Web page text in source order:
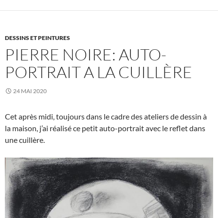
DESSINS ET PEINTURES
PIERRE NOIRE: AUTO-
PORTRAIT A LA CUILLÈRE
24 MAI 2020
Cet après midi, toujours dans le cadre des ateliers de dessin à
la maison, j’ai réalisé ce petit auto-portrait avec le reflet dans
une cuillère.